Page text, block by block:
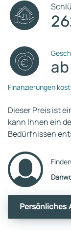
Finanzierungen
Dieser Preis ist
kann Ihnen ein
Bedürfnissen
Persönliches